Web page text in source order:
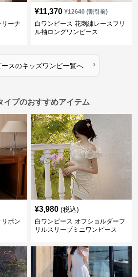
ーナ
¥11,370 ¥12640(割引前)
白ワンピース 花刺繍レースフリ
ル袖ロングワンピース
スのキッズワンピ一覧へ ›
イプのおすすめアイテム
ボン
¥3,980 (税込)
白ワンピース オフショルダーフ
リルスリーブミニワンピース